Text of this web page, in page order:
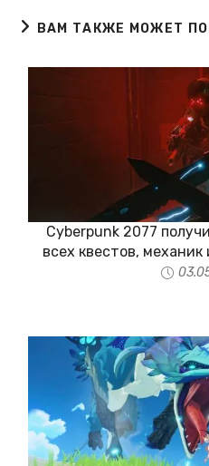
ВАМ ТАКЖЕ МОЖЕТ
Cyberpunk 2077
всех квестов,